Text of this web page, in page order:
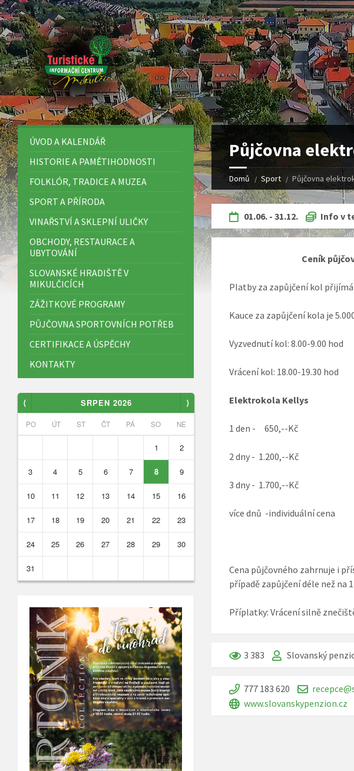
Půjčovna
Domů Sport Půjčovna
01.06. - 31.12. Info v
Ceník
Platby za zapůjčení kol
Kauce za zapůjčení kola je
Vyzvednutí kol: 8.00-9.00 hod
Vrácení kol: 18.00-19.30 hod
Elektrokola Kellys
1 den - 650,--Kč
2 dny - 1.200,--Kč
3 dny - 1.700,--Kč
více dnů -individuální cena
Cena půjčovného zahrnuje i
případě zapůjčení déle než na
Příplatky: Vrácení silně
3 383 Slovanský
777 183 620
www.slovanskypenzion.cz
ÚVOD A KALENDÁŘ
HISTORIE A PAMĚTIHODNOSTI
FOLKLÓR, TRADICE A MUZEA
SPORT A PŘÍRODA
VINAŘSTVÍ A SKLEPNÍ ULIČKY
OBCHODY, RESTAURACE A
UBYTOVÁNÍ
SLOVANSKÉ HRADIŠTĚ V
MIKULČICÍCH
ZÁŽITKOVÉ PROGRAMY
PŮJČOVNA SPORTOVNÍCH POTŘEB
CERTIFIKACE A ÚSPĚCHY
KONTAKTY
⟨ SRPEN 2026 ⟩
PO ÚT ST ČT PÁ SO NE
1 2
3 4 5 6 7 8 9
10 11 12 13 14 15 16
17 18 19 20 21 22 23
24 25 26 27 28 29 30
31